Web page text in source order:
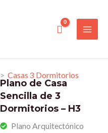
> Casas 3 Dormitorios
Plano de Casa
Sencilla de 3
Dormitorios – H3
Plano Arquitectónico